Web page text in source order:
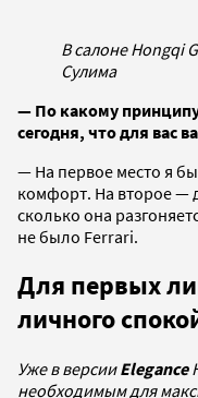
В салоне Hongqi
Сулима
— По какому
сегодня, что для вас
— На первое место я
комфорт. На второе —
сколько она
не было Ferrari.
Для первых
личного
Уже в версииElegance
необходимым для